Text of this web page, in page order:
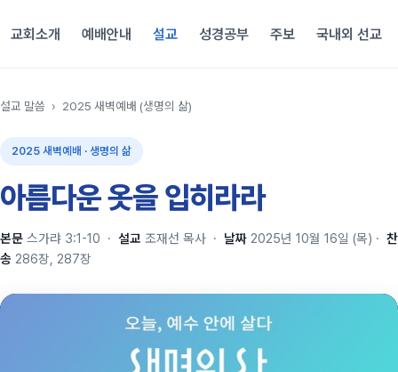
교회소개 예배안내 설교 성경공부 주보 국내외 선교
설교 말씀 › 2025 새벽예배 (생명의 삶)
2025 새벽예배 · 생명의 삶
아름다운 옷을 입히라라
본문 스가랴 3:1-10 · 설교 조재선 목사 · 날짜 2025년 10월 16일 (목) · 찬
송 286장, 287장